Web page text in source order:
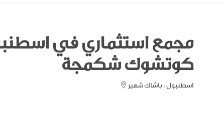
مجمع استثماري في
كوتشوك شكمجة
اسطنبول ، باشاك شهير